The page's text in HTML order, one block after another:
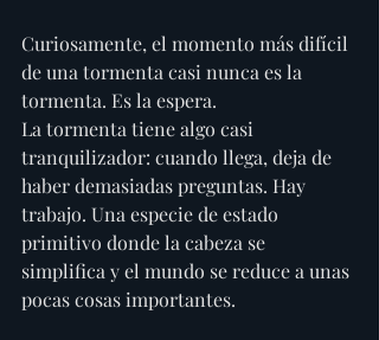
Curiosamente, el momento más difícil
de una tormenta casi nunca es la
tormenta. Es la espera.
La tormenta tiene algo casi
tranquilizador: cuando llega, deja de
haber demasiadas preguntas. Hay
trabajo. Una especie de estado
primitivo donde la cabeza se
simplifica y el mundo se reduce a unas
pocas cosas importantes.